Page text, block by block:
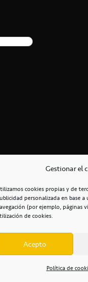
Gestionar el
cookies propias y de
personalizada en base
(por ejemplo, páginas
de cookies.
Acepto
Política de
/